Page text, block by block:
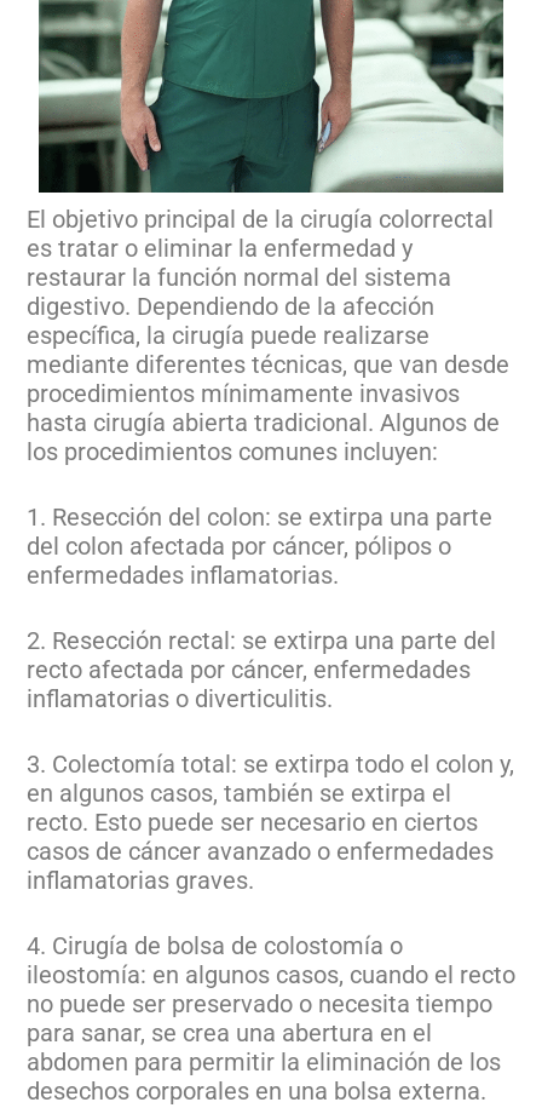
El objetivo principal de la cirugía colorrectal
es tratar o eliminar la enfermedad y
restaurar la función normal del sistema
digestivo. Dependiendo de la afección
específica, la cirugía puede realizarse
mediante diferentes técnicas, que van desde
procedimientos mínimamente invasivos
hasta cirugía abierta tradicional. Algunos de
los procedimientos comunes incluyen:
1. Resección del colon: se extirpa una parte
del colon afectada por cáncer, pólipos o
enfermedades inflamatorias.
2. Resección rectal: se extirpa una parte del
recto afectada por cáncer, enfermedades
inflamatorias o diverticulitis.
3. Colectomía total: se extirpa todo el colon y,
en algunos casos, también se extirpa el
recto. Esto puede ser necesario en ciertos
casos de cáncer avanzado o enfermedades
inflamatorias graves.
4. Cirugía de bolsa de colostomía o
ileostomía: en algunos casos, cuando el recto
no puede ser preservado o necesita tiempo
para sanar, se crea una abertura en el
abdomen para permitir la eliminación de los
desechos corporales en una bolsa externa.